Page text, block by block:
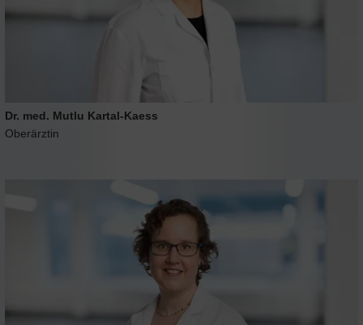
Dr. med. Mutlu Kartal-Kaess
Oberärztin